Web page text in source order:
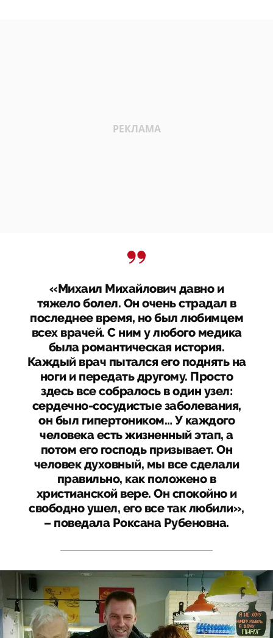
«Михаил Михайлович давно и
тяжело болел. Он очень страдал в
последнее время, но был любимцем
всех врачей. С ним у любого медика
была романтическая история.
Каждый врач пытался его поднять на
ноги и передать другому. Просто
здесь все собралось в один узел:
сердечно-сосудистые заболевания,
он был гипертоником… У каждого
человека есть жизненный этап, а
потом его господь призывает. Он
человек духовный, мы все сделали
правильно, как положено в
христианской вере. Он спокойно и
свободно ушел, его все так любили»,
– поведала Роксана Рубеновна.